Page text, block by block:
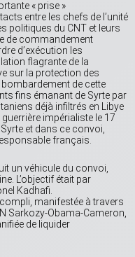
« prise »
entre les chefs de l’unité
politiques du CNT et leurs
de commandement
d’exécution les
flagrante de la
sur la protection des
de cette
fins émanant de Syrte par
déjà infiltrés en Libye
impérialiste le 17
et dans ce convoi,
français.
un véhicule du convoi,
L’objectif était par
Kadhafi.
manifestée à travers
Sarkozy-Obama-Cameron,
de liquider